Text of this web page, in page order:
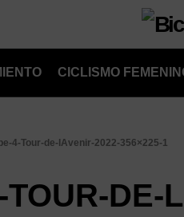
CICLISMO
4-Tour-de-lAvenir-2022-356×225-1
DE-